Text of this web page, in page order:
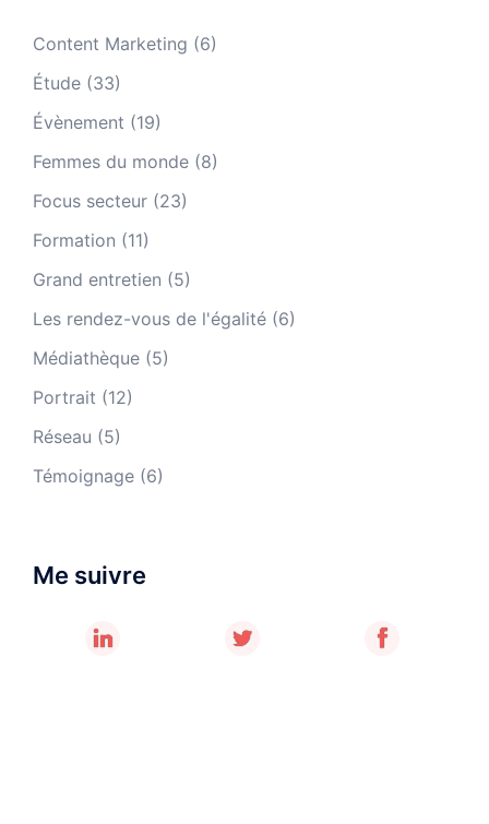
Content Marketing (6)
Étude (33)
Évènement (19)
Femmes du monde (8)
Focus secteur (23)
Formation (11)
Grand entretien (5)
Les rendez-vous de l'égalité (6)
Médiathèque (5)
Portrait (12)
Réseau (5)
Témoignage (6)
Me suivre